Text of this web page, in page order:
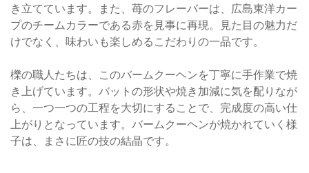
き立てています。また、苺のフレーバーは、広島東洋カー
プのチームカラーである赤を見事に再現。見た目の魅力だ
けでなく、味わいも楽しめるこだわりの一品です。
櫟の職人たちは、このバームクーヘンを丁寧に手作業で焼
き上げています。バットの形状や焼き加減に気を配りなが
ら、一つ一つの工程を大切にすることで、完成度の高い仕
上がりとなっています。バームクーヘンが焼かれていく様
子は、まさに匠の技の結晶です。